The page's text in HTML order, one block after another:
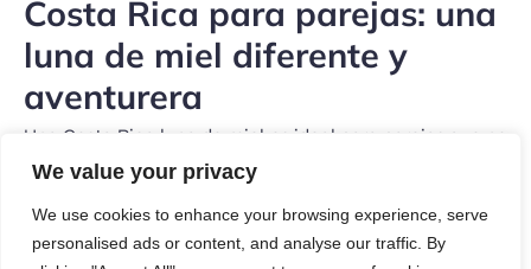
We value your privacy
We use cookies to enhance your browsing experience, serve
personalised ads or content, and analyse our traffic. By
Costa Rica para parejas: una
luna de miel diferente y
aventurera
Una Costa Rica luna de miel es ideal para parejas que no
quieren el típico viaje […]